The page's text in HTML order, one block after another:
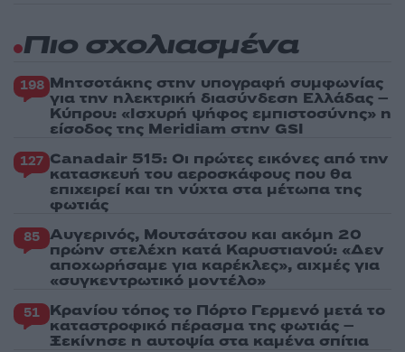
Πιο σχολιασμένα
198 Μητσοτάκης στην υπογραφή συμφωνίας
για την ηλεκτρική διασύνδεση Ελλάδας –
Κύπρου: «Ισχυρή ψήφος εμπιστοσύνης» η
είσοδος της Meridiam στην GSI
127 Canadair 515: Οι πρώτες εικόνες από την
κατασκευή του αεροσκάφους που θα
επιχειρεί και τη νύχτα στα μέτωπα της
φωτιάς
85 Αυγερινός, Μουτσάτσου και ακόμη 20
πρώην στελέχη κατά Καρυστιανού: «Δεν
αποχωρήσαμε για καρέκλες», αιχμές για
«συγκεντρωτικό μοντέλο»
51 Κρανίου τόπος το Πόρτο Γερμενό μετά το
καταστροφικό πέρασμα της φωτιάς –
Ξεκίνησε η αυτοψία στα καμένα σπίτια